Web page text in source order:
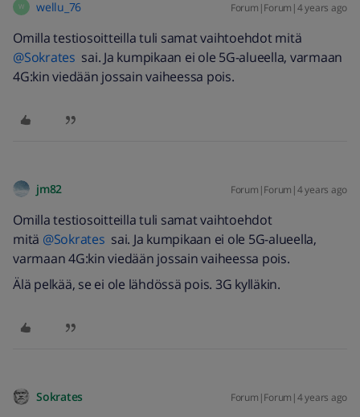
W wellu_76 Forum|Forum|4 years ago
Omilla testiosoitteilla tuli samat vaihtoehdot mitä
@Sokrates sai. Ja kumpikaan ei ole 5G-alueella, varmaan
4G:kin viedään jossain vaiheessa pois.
jm82 Forum|Forum|4 years ago
Omilla testiosoitteilla tuli samat vaihtoehdot
mitä @Sokrates sai. Ja kumpikaan ei ole 5G-alueella,
varmaan 4G:kin viedään jossain vaiheessa pois.
Älä pelkää, se ei ole lähdössä pois. 3G kylläkin.
Sokrates Forum|Forum|4 years ago